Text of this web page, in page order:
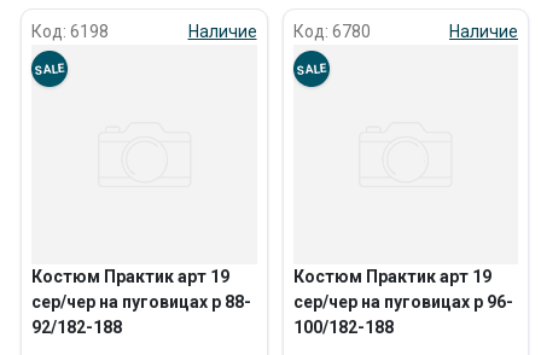
Код: 6198 Наличие
SALE
Костюм Практик арт 19
сер/чер на пуговицах р 88-
92/182-188
Код: 6780 Наличие
SALE
Костюм Практик арт 19
сер/чер на пуговицах р 96-
100/182-188